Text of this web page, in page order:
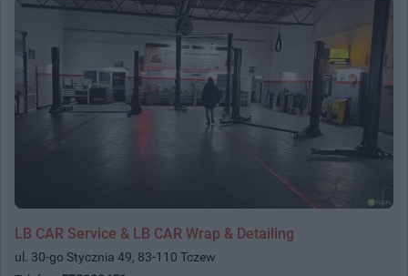
LB CAR Service & LB CAR Wrap & Detailing
ul. 30-go Stycznia 49, 83-110 Tczew